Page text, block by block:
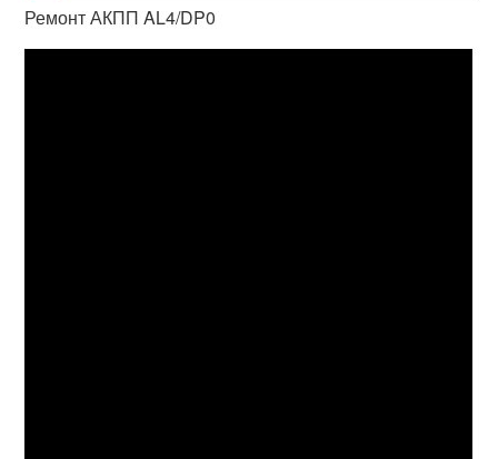
Ремонт АКПП AL4/DP0